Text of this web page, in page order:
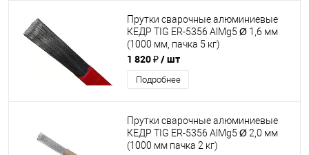
Прутки сварочные алюминиевые
КЕДР TIG ER-5356 AlMg5 Ø 1,6 мм
(1000 мм, пачка 5 кг)
1 820 ₽/ шт
Подробнее
Прутки сварочные алюминиевые
КЕДР TIG ER-5356 AlMg5 Ø 2,0 мм
(1000 мм пачка 2 кг)